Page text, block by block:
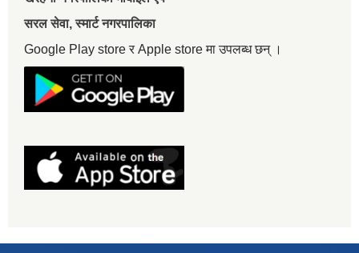
सरल सेवा, स्मार्ट नगरपालिका
Google Play store र Apple store मा उपलब्ध छन् ।